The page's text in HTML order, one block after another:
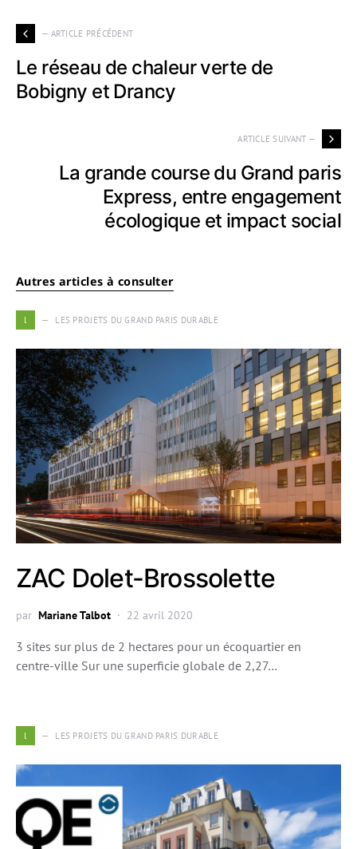
— ARTICLE PRÉCÉDENT
Le réseau de chaleur verte de
Bobigny et Drancy
ARTICLE SUIVANT —
La grande course du Grand paris
Express, entre engagement
écologique et impact social
Autres articles à consulter
l LES PROJETS DU GRAND PARIS DURABLE
ZAC Dolet-Brossolette
par Mariane Talbot 22 avril 2020
3 sites sur plus de 2 hectares pour un écoquartier en
centre-ville Sur une superficie globale de 2,27…
l LES PROJETS DU GRAND PARIS DURABLE